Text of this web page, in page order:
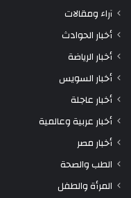
آراء ومقالات
أخبار الحوادث
أخبار الرياضة
أخبار السويس
أخبار عاجلة
أخبار عربية وعالمية
أخبار مصر
الطب والصحة
المرأة والطفل